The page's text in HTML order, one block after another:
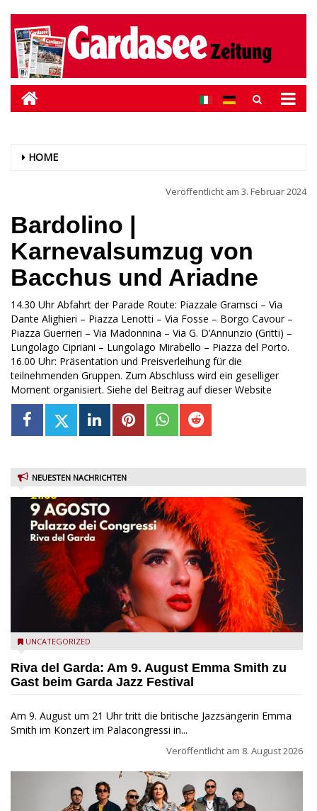
HOME
Veröffentlicht am 3. Februar 2024
Bardolino |
Karnevalsumzug von
Bacchus und Ariadne
14.30 Uhr Abfahrt der Parade Route: Piazzale Gramsci – Via
Dante Alighieri – Piazza Lenotti – Via Fosse – Borgo Cavour –
Piazza Guerrieri – Via Madonnina – Via G. D’Annunzio (Gritti) –
Lungolago Cipriani – Lungolago Mirabello – Piazza del Porto.
16.00 Uhr: Präsentation und Preisverleihung für die
teilnehmenden Gruppen. Zum Abschluss wird ein geselliger
Moment organisiert. Siehe del Beitrag auf dieser Website
NEUESTEN NACHRICHTEN
Riva del Garda - Emma Smith zu Gast beim Garda Jazz
UNCATEGORIZED
Riva del Garda: Am 9. August Emma Smith zu
Gast beim Garda Jazz Festival
Am 9. August um 21 Uhr tritt die britische Jazzsängerin Emma
Smith im Konzert im Palacongressi in...
Veröffentlicht am 8. August 2026